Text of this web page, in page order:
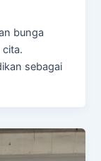
bunga
sebagai